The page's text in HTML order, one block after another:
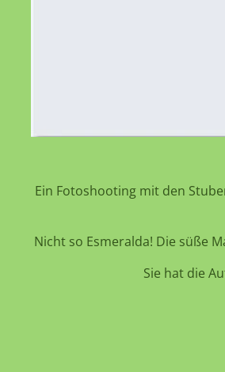
Ein Fotoshooting mit den
Nicht so Esmeralda! Die süße
Sie hat die